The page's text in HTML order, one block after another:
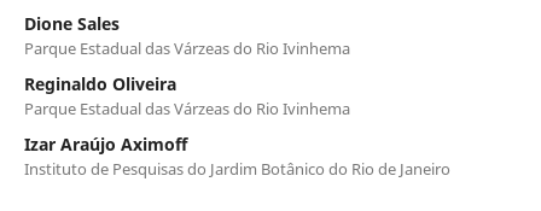
Dione Sales
Parque Estadual das Várzeas do Rio Ivinhema
Reginaldo Oliveira
Parque Estadual das Várzeas do Rio Ivinhema
Izar Araújo Aximoff
Instituto de Pesquisas do Jardim Botânico do Rio de Janeiro